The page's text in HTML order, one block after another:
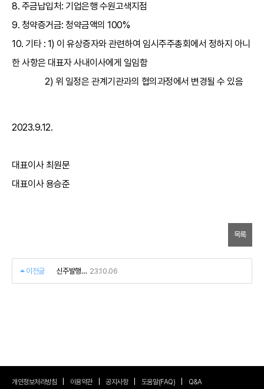
8. 주금납입처: 기업은행 수원고색지점
9. 청약증거금: 청약금액의 100%
10. 기타 : 1) 이 유상증자와 관련하여 임시주주총회에서 정하지 아니
한 사항은 대표자 사내이사에게 일임함
2) 위 일정은 관계기관과의 협의과정에서 변경될 수 있음​
2023.9.12.
대표이사 최원문
대표이사 용승준
목록
이전글
신주발행공 23.10.06
개인정보처리방침 이용약관 공지사항 도움말(FAQ) Q&A